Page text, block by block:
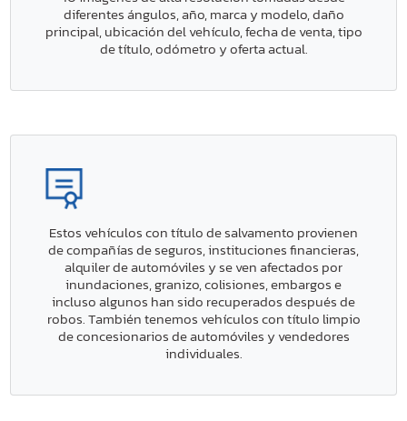
diferentes ángulos, año, marca y modelo, daño
principal, ubicación del vehículo, fecha de venta, tipo
de título, odómetro y oferta actual.
Estos vehículos con título de salvamento provienen
de compañías de seguros, instituciones financieras,
alquiler de automóviles y se ven afectados por
inundaciones, granizo, colisiones, embargos e
incluso algunos han sido recuperados después de
robos. También tenemos vehículos con título limpio
de concesionarios de automóviles y vendedores
individuales.